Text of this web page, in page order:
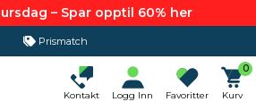
– Spar opptil 60% her
365 dagers åpent kjøp
Kontakt Logg Inn Favoritter
0
Kurv